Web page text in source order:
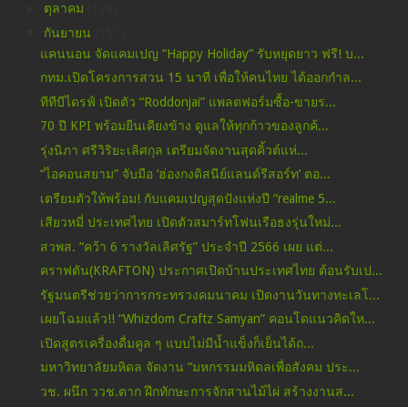
ตุลาคม
กันยายน
แคนนอน จัดแคมเปญ “Happy Holiday” รับหยุดยาว ฟรี! บ...
กทม.เปิดโครงการสวน 15 นาที เพื่อให้คนไทย ได้ออกกำล...
ทีทีบีไดรฟ์ เปิดตัว “Roddonjai” แพลตฟอร์มซื้อ-ขายร...
70 ปี KPI พร้อมยืนเคียงข้าง ดูแลให้ทุกก้าวของลูกค้...
รุ่งนิภา ศรีวิริยะเลิศกุล เตรียมจัดงานสุดคิ้วต์แห่...
“ไอคอนสยาม” จับมือ ‘ฮ่องกงดิสนีย์แลนด์รีสอร์ท’ ตอ...
เตรียมตัวให้พร้อม! กับแคมเปญสุดปังแห่งปี “realme 5...
เสียวหมี่ ประเทศไทย เปิดตัวสมาร์ทโฟนเรือธงรุ่นใหม่...
สวพส. “คว้า 6 รางวัลเลิศรัฐ” ประจำปี 2566 เผย แต่...
คราฟตัน(KRAFTON) ประกาศเปิดบ้านประเทศไทย ต้อนรับเป...
รัฐมนตรีช่วยว่าการกระทรวงคมนาคม เปิดงานวันทางทะเลโ...
เผยโฉมแล้ว!! “Whizdom Craftz Samyan” คอนโดแนวคิดให...
เปิดสูตรเครื่องดื่มคูล ๆ แบบไม่มีน้ำแข็งก็เย็นได้ถ...
มหาวิทยาลัยมหิดล จัดงาน “มหกรรมมหิดลเพื่อสังคม ประ...
วช. ผนึก ววช.ตาก ฝึกทักษะการจักสานไม้ไผ่ สร้างงานส...